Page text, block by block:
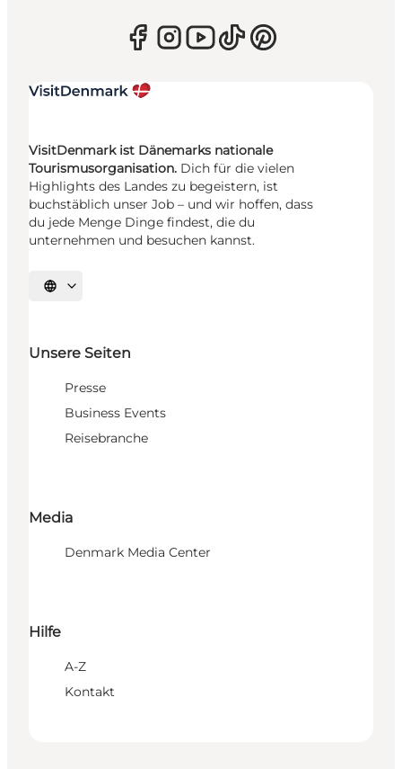
VisitDenmark ist Dänemarks nationale
Tourismusorganisation. Dich für die vielen
Highlights des Landes zu begeistern, ist
buchstäblich unser Job – und wir hoffen, dass
du jede Menge Dinge findest, die du
unternehmen und besuchen kannst.
Sprache auswählen
Unsere Seiten
Presse
Business Events
Reisebranche
Media
Denmark Media Center
Hilfe
A-Z
Kontakt